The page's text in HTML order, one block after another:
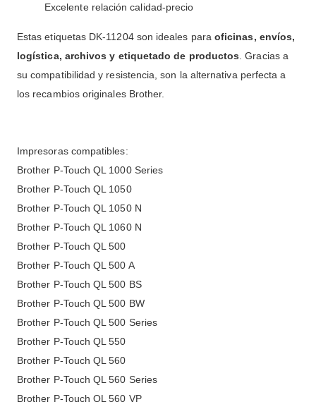
Excelente relación calidad-precio
Estas etiquetas DK-11204 son ideales para oficinas, envíos,
logística, archivos y etiquetado de productos . Gracias a
su compatibilidad y resistencia, son la alternativa perfecta a
los recambios originales Brother.
Impresoras compatibles:
Brother P-Touch QL 1000 Series
Brother P-Touch QL 1050
Brother P-Touch QL 1050 N
Brother P-Touch QL 1060 N
Brother P-Touch QL 500
Brother P-Touch QL 500 A
Brother P-Touch QL 500 BS
Brother P-Touch QL 500 BW
Brother P-Touch QL 500 Series
Brother P-Touch QL 550
Brother P-Touch QL 560
Brother P-Touch QL 560 Series
Brother P-Touch QL 560 VP